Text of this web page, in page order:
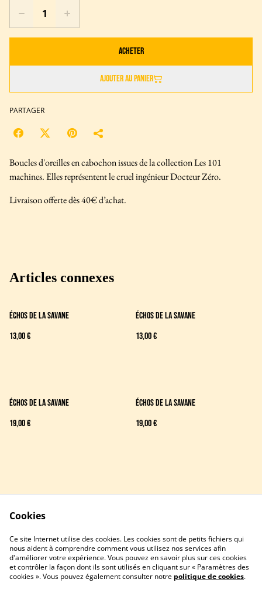
Acheter
Ajouter au panier
PARTAGER
Boucles d'oreilles en cabochon issues de la collection Les 101
machines. Elles représentent le cruel ingénieur Docteur Zéro.
Livraison offerte dès 40€ d’achat.
Articles connexes
Échos de la savane
13,00 €
Échos de la savane
13,00 €
Échos de la savane
19,00 €
Échos de la savane
19,00 €
Politique de confidentialité
Politique de cookies
Cookies
Ce site Internet utilise des cookies. Les cookies sont de petits fichiers qui
nous aident à comprendre comment vous utilisez nos services afin
d'améliorer votre expérience. Vous pouvez en savoir plus sur ces cookies
et contrôler la façon dont ils sont utilisés en cliquant sur « Paramètres des
cookies ». Vous pouvez également consulter notre politique de cookies.